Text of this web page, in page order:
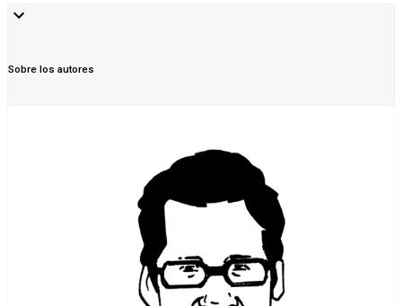
Sobre los autores